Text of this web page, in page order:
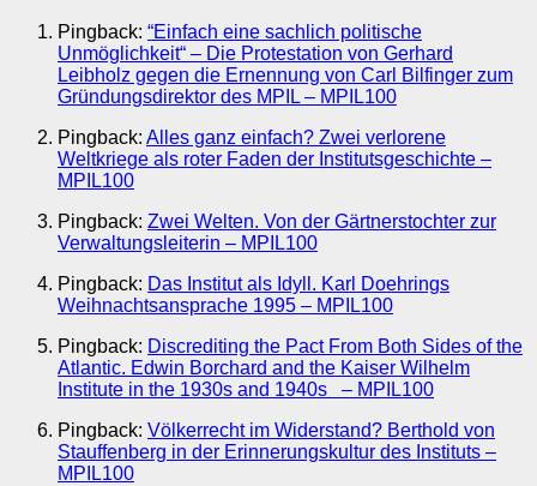
Pingback: “Einfach eine sachlich politische
Unmöglichkeit“ – Die Protestation von Gerhard
Leibholz gegen die Ernennung von Carl Bilfinger zum
Gründungsdirektor des MPIL – MPIL100
Pingback: Alles ganz einfach? Zwei verlorene
Weltkriege als roter Faden der Institutsgeschichte –
MPIL100
Pingback: Zwei Welten. Von der Gärtnerstochter zur
Verwaltungsleiterin – MPIL100
Pingback: Das Institut als Idyll. Karl Doehrings
Weihnachtsansprache 1995 – MPIL100
Pingback: Discrediting the Pact From Both Sides of the
Atlantic. Edwin Borchard and the Kaiser Wilhelm
Institute in the 1930s and 1940s – MPIL100
Pingback: Völkerrecht im Widerstand? Berthold von
Stauffenberg in der Erinnerungskultur des Instituts –
MPIL100